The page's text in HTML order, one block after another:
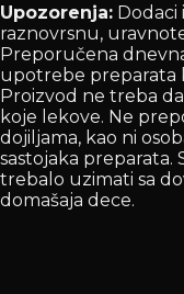
Upozorenja: Dodaci
raznovrsnu,
Preporučena
upotrebe preparata
Proizvod ne treba
koje lekove. Ne
dojiljama, kao ni
sastojaka
trebalo uzimati sa
domašaja dece.